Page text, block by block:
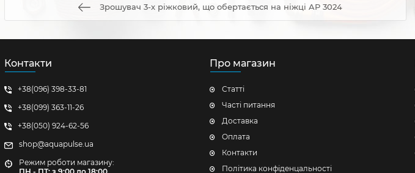
Зрошувач 3-х ріжковий, що обертається на ніжці AP 3024
Контакти
+38(096) 398-33-81
+38(099) 363-11-26
+38(050) 924-62-56
shop@aquapulse.ua
Режим роботи магазину:
Про магазин
Статті
Часті питання
Доставка
Оплата
Контакти
Політика конфіденцальності